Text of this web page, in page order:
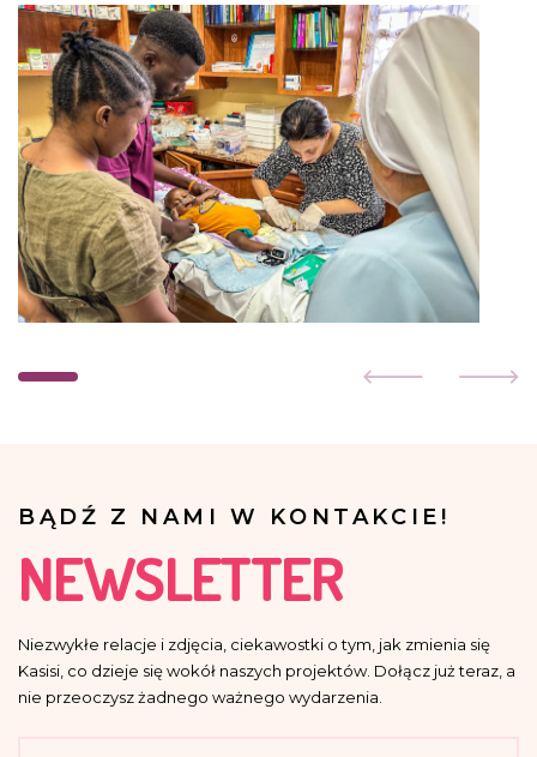
BĄDŹ Z NAMI W KONTAKCIE!
NEWSLETTER
Niezwykłe relacje i zdjęcia, ciekawostki o tym, jak zmienia się
Kasisi, co dzieje się wokół naszych projektów. Dołącz już teraz, a
nie przeoczysz żadnego ważnego wydarzenia.